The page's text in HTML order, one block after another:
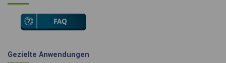
Gezielte Anwendungen